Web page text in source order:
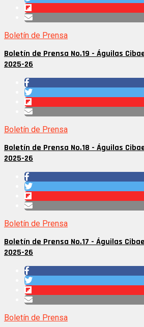
Boletín de Prensa
Boletín de Prensa No.19 - Águilas
2025-26
Boletín de Prensa
Boletín de Prensa No.18 - Águilas
2025-26
Boletín de Prensa
Boletín de Prensa No.17 - Águilas
2025-26
Boletín de Prensa